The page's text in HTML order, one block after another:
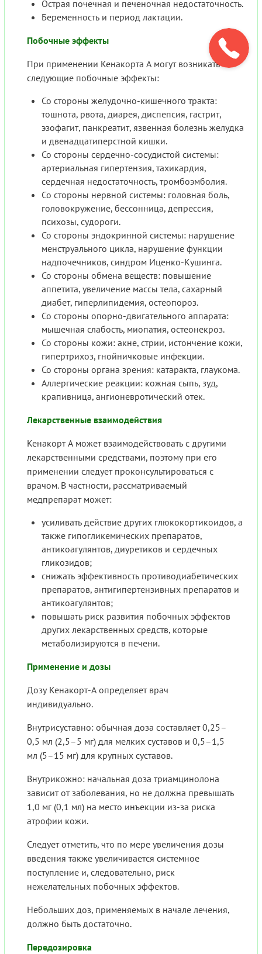
Острая почечная и печеночная недостаточность.
Беременность и период лактации.
Побочные эффекты
При применении Кенакорта А могут возникать
следующие побочные эффекты:
Со стороны желудочно-кишечного тракта:
тошнота, рвота, диарея, диспепсия, гастрит,
эзофагит, панкреатит, язвенная болезнь желудка
и двенадцатиперстной кишки.
Со стороны сердечно-сосудистой системы:
артериальная гипертензия, тахикардия,
сердечная недостаточность, тромбоэмболия.
Со стороны нервной системы: головная боль,
головокружение, бессонница, депрессия,
психозы, судороги.
Со стороны эндокринной системы: нарушение
менструального цикла, нарушение функции
надпочечников, синдром Иценко-Кушинга.
Со стороны обмена веществ: повышение
аппетита, увеличение массы тела, сахарный
диабет, гиперлипидемия, остеопороз.
Со стороны опорно-двигательного аппарата:
мышечная слабость, миопатия, остеонекроз.
Со стороны кожи: акне, стрии, истончение кожи,
гипертрихоз, гнойничковые инфекции.
Со стороны органа зрения: катаракта, глаукома.
Аллергические реакции: кожная сыпь, зуд,
крапивница, ангионевротический отек.
Лекарственные взаимодействия
Кенакорт А может взаимодействовать с другими
лекарственными средствами, поэтому при его
применении следует проконсультироваться с
врачом. В частности, рассматриваемый
медпрепарат может:
усиливать действие других глюкокортикоидов, а
также гипогликемических препаратов,
антикоагулянтов, диуретиков и сердечных
гликозидов;
снижать эффективность противодиабетических
препаратов, антигипертензивных препаратов и
антикоагулянтов;
повышать риск развития побочных эффектов
других лекарственных средств, которые
метаболизируются в печени.
Применение и дозы
Дозу Кенакорт-А определяет врач
индивидуально.
Внутрисуставно: обычная доза составляет 0,25–
0,5 мл (2,5–5 мг) для мелких суставов и 0,5–1,5
мл (5–15 мг) для крупных суставов.
Внутрикожно: начальная доза триамцинолона
зависит от заболевания, но не должна превышать
1,0 мг (0,1 мл) на место инъекции из-за риска
атрофии кожи.
Следует отметить, что по мере увеличения дозы
введения также увеличивается системное
поступление и, следовательно, риск
нежелательных побочных эффектов.
Небольших доз, применяемых в начале лечения,
должно быть достаточно.
Передозировка